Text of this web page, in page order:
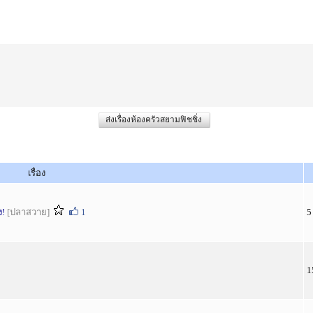
ส่งเรื่องห้องครัวสยามฟิชชิ่ง
เรื่อง
! [ปลาสวาย] 1